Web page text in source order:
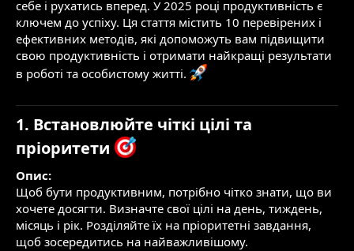
себе і рухатись вперед. У 2025 році продуктивність є
ключем до успіху. Ця стаття містить 10 перевірених і
ефективних методів, які допоможуть вам підвищити
свою продуктивність і отримати найкращі результати
в роботі та особистому житті.
1. Встановлюйте чіткі цілі та
пріоритети
Опис:
Щоб бути продуктивним, потрібно чітко знати, що ви
хочете досягти. Визначте свої цілі на день, тиждень,
місяць і рік. Розділяйте їх на пріоритетні завдання,
щоб зосередитись на найважливішому.